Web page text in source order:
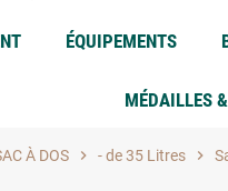
ÉQUIPEMENTS
MÉDAILLES
À DOS chevron_right - de 35 Litres chevron_right